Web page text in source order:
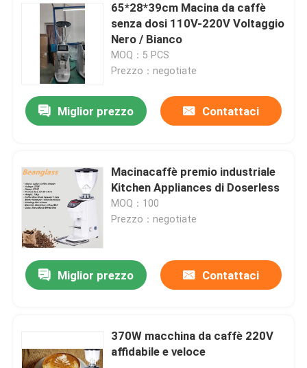
Prodotti
Mostra VR
Circa noi
Controllo di qualità
Contattici
Casi
Burr Coffee Grinder
65*28*39cm Macina da caffè
senza dosi 110V-220V Voltaggio
Nero / Bianco
MOQ：5 PCS
Prezzo：negotiate
Miglior prezzo Contattaci
Macinacaffè premio industriale
Kitchen Appliances di Doserless
MOQ：100
Prezzo：negotiate
Miglior prezzo Contattaci
370W macchina da caffè 220V
affidabile e veloce